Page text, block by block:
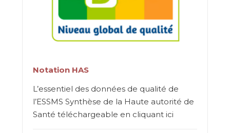
Notation HAS
L’essentiel des données de qualité de
l’ESSMS Synthèse de la Haute autorité de
Santé téléchargeable en cliquant ici